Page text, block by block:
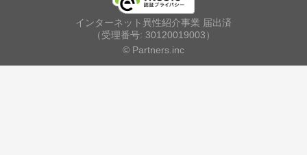
インターネット異性紹介事業 届出済
（受理番号: 30120019003）
© Partners.inc